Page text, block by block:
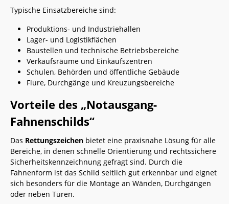
Typische Einsatzbereiche sind:
Produktions- und Industriehallen
Lager- und Logistikflächen
Baustellen und technische Betriebsbereiche
Verkaufsräume und Einkaufszentren
Schulen, Behörden und öffentliche Gebäude
Flure, Durchgänge und Kreuzungsbereiche
Vorteile des „Notausgang-
Fahnenschilds“
Das Rettungszeichen bietet eine praxisnahe Lösung für alle
Bereiche, in denen schnelle Orientierung und rechtssichere
Sicherheitskennzeichnung gefragt sind. Durch die
Fahnenform ist das Schild seitlich gut erkennbar und eignet
sich besonders für die Montage an Wänden, Durchgängen
oder neben Türen.